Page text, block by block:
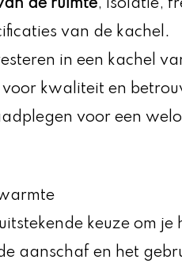
de ruimte, isolatie,
van de kachel.
in een kachel
voor kwaliteit en
voor een
keuze om je
aanschaf en het